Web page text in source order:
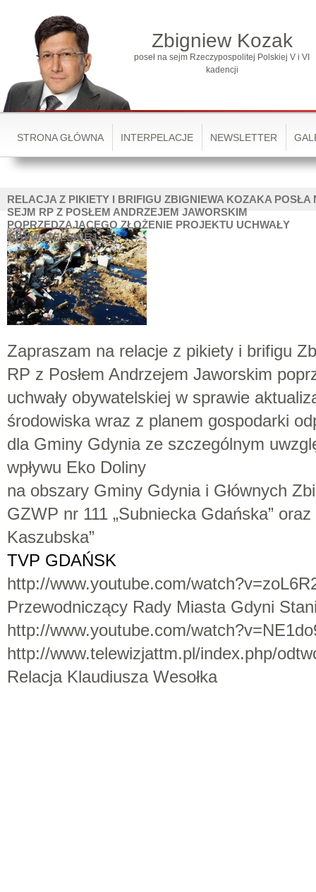
Zbigniew Kozak
poseł na sejm Rzeczypospolitej Polskiej V i VI
kadencji
STRONA GŁÓWNA INTERPELACJE NEWSLETTER
RELACJA Z PIKIETY I BRIFIGU ZBIGNIEWA KOZAKA POSŁA
SEJM RP Z POSŁEM ANDRZEJEM JAWORSKIM
POPRZEDZAJĄCEGO ZŁOŻENIE PROJEKTU UCHWAŁY
OBYWATELSKIEJ.
Zapraszam na relacje z pikiety i brifigu
RP z Posłem Andrzejem Jaworskim
uchwały obywatelskiej w sprawie
środowiska wraz z planem gospodarki
dla Gminy Gdynia ze szczególnym
wpływu Eko Doliny
na obszary Gminy Gdynia i Głównych
GZWP nr 111 „Subniecka Gdańska”
Kaszubska”
TVP GDAŃSK
http://www.youtube.com/
Przewodniczący Rady Miasta Gdyni
http://www.youtube.com/
http://www.telewizjattm.pl/index.php/
Relacja Klaudiusza Wesołka